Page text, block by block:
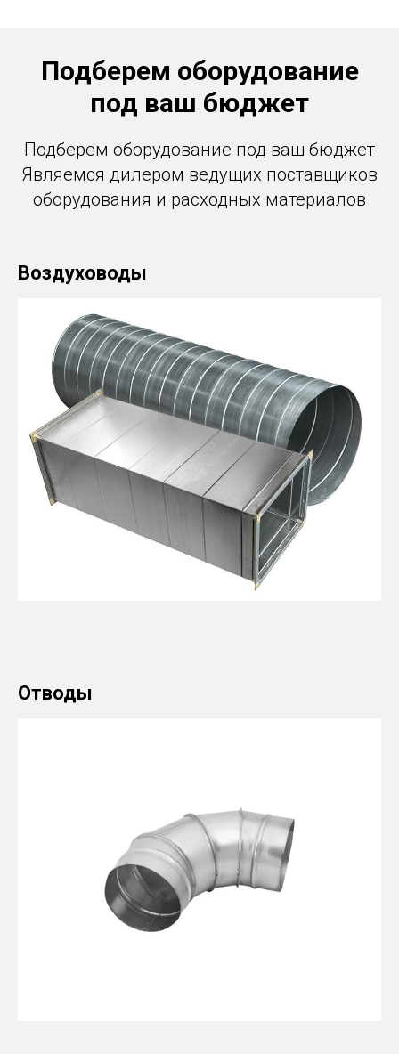
Подберем оборудование
под ваш бюджет
Подберем оборудование под ваш бюджет
Являемся дилером ведущих поставщиков
оборудования и расходных материалов
Воздуховоды
Отводы